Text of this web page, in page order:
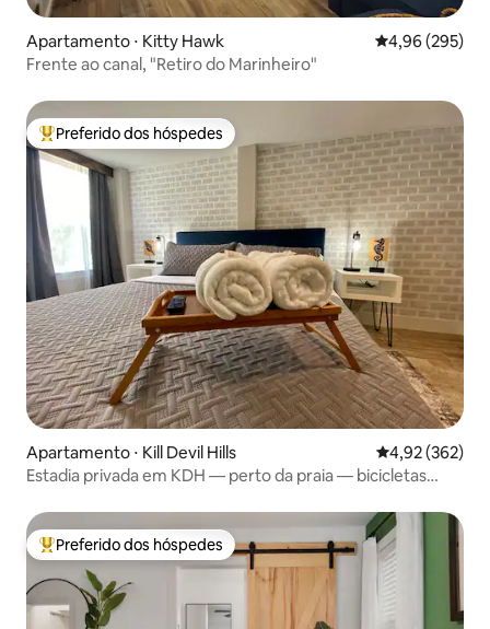
Apartamento ⋅ Kitty Hawk 4,96 de uma
4,96 (295)
Frente ao canal, "Retiro do Marinheiro"
Entre os melhores preferidos dos hóspedes
Preferido dos hóspedes
Apartamento ⋅ Kill Devil Hills 4,92 de uma
4,92 (362)
Estadia privada em KDH — perto da praia — bicicletas
Entre os melhores preferidos dos hóspedes
Preferido dos hóspedes